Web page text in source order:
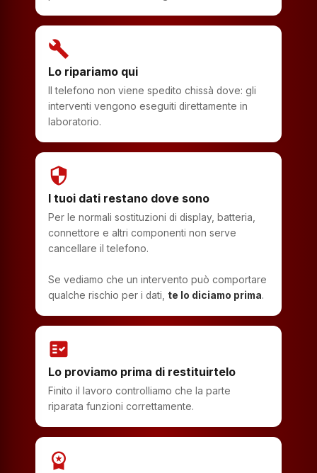
build
Lo ripariamo qui
Il telefono non viene spedito chissà dove: gli
interventi vengono eseguiti direttamente in
laboratorio.
security
I tuoi dati restano dove sono
Per le normali sostituzioni di display, batteria,
connettore e altri componenti non serve
cancellare il telefono.
Se vediamo che un intervento può comportare
qualche rischio per i dati, te lo diciamo prima.
fact_check
Lo proviamo prima di restituirtelo
Finito il lavoro controlliamo che la parte
riparata funzioni correttamente.
workspace_premium